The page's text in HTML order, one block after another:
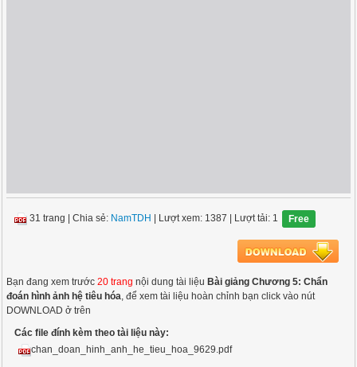
31 trang |Chia sẻ: NamTDH | Lượt xem: 1387 | Lượt tải: 1 Free
Bạn đang xem trước20 trang nội dung tài liệu Bài giảng Chương 5: Chẩn
đoán hình ảnh hệ tiêu hóa, để xem tài liệu hoàn chỉnh bạn click vào nút
DOWNLOAD ở trên
Các file đính kèm theo tài liệu này:
chan_doan_hinh_anh_he_tieu_hoa_9629.pdf